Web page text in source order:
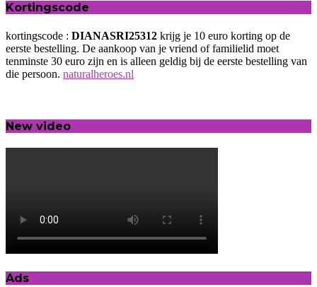
Kortingscode
kortingscode : DIANASRI25312 krijg je 10 euro korting op de
eerste bestelling. De aankoop van je vriend of familielid moet
tenminste 30 euro zijn en is alleen geldig bij de eerste bestelling van
die persoon. naturalheroes.nl
New video
Ads